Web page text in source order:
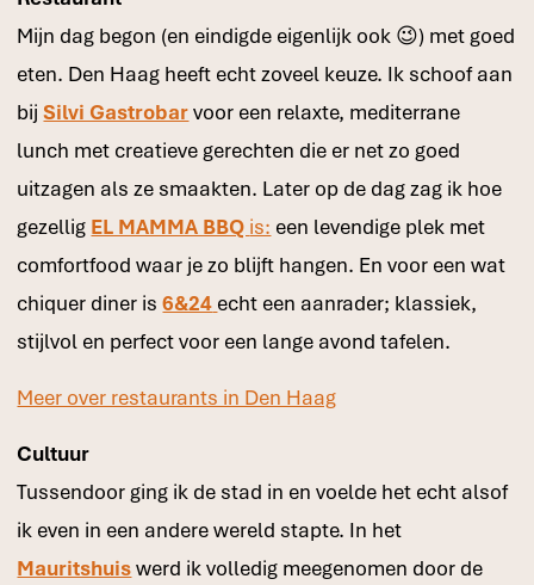
Mijn dag begon (en eindigde eigenlijk ook 😉) met goed
eten. Den Haag heeft echt zoveel keuze. Ik schoof aan
bij Silvi Gastrobarvoor een relaxte, mediterrane
lunch met creatieve gerechten die er net zo goed
uitzagen als ze smaakten. Later op de dag zag ik hoe
gezellig EL MAMMA BBQ is: een levendige plek met
comfortfood waar je zo blijft hangen. En voor een wat
chiquer diner is6&24 echt een aanrader; klassiek,
stijlvol en perfect voor een lange avond tafelen.
Meer over restaurants in Den Haag
Cultuur
Tussendoor ging ik de stad in en voelde het echt alsof
ik even in een andere wereld stapte. In het
Mauritshuiswerd ik volledig meegenomen door de